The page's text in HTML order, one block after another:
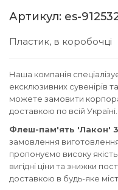
Артикул: es-
Пластик, в коробочці
Наша компанія
ексклюзивних сувенірів
можете замовити
доставкою по всій Україні.
Флеш-пам'ять 'Лакон'
замовлення виготовлення
пропонуємо високу
вигідні ціни та знижки
доставкою в будь-яке